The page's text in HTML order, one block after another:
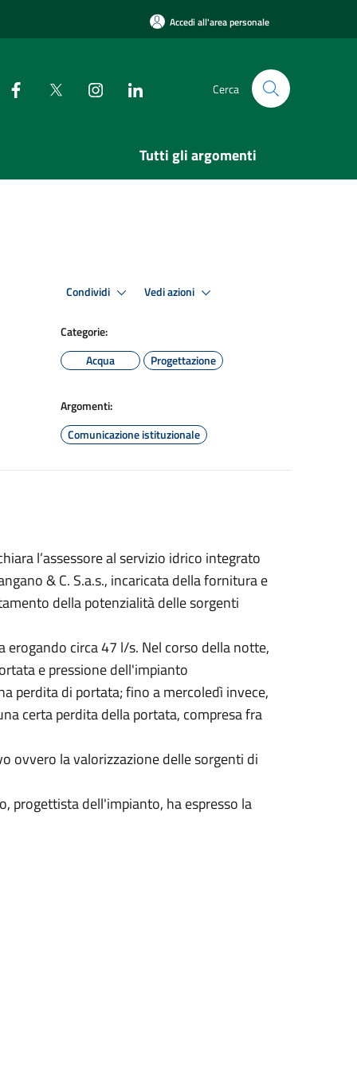
Accedi all'area personale
Cerca
Tutti gli argomenti
Condividi Vedi azioni
Categorie:
Acqua
Progettazione
Argomenti:
Comunicazione istituzionale
l’assessore al servizio idrico integrato
& C. S.a.s., incaricata della fornitura e
della potenzialità delle sorgenti
circa 47 l/s. Nel corso della notte,
e pressione dell'impianto
perdita di portata; fino a mercoledì invece,
certa perdita della portata, compresa fra
ovvero la valorizzazione delle sorgenti di
progettista dell'impianto, ha espresso la